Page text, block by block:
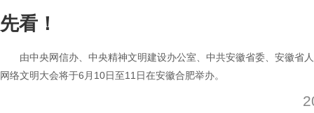
先看！
由中央网信办、中央精神文明建设办公室、中共安徽省委、安徽省
网络文明大会将于6月10日至11日在安徽合肥举办。